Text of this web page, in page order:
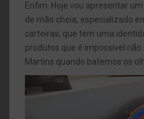
Enfim. Hoje vou apresentar
de mão cheia, especializado
carteiras, que tem uma
produtos que é impossível
Martins quando batemos os